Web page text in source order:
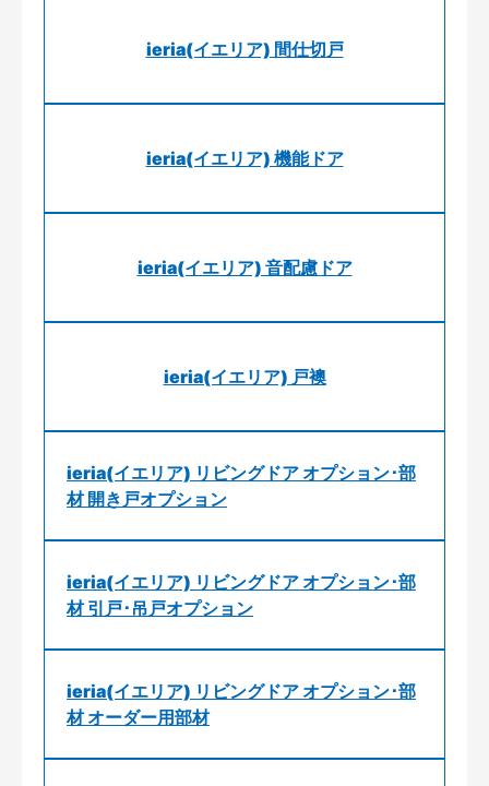
ieria(イエリア) 間仕切戸
ieria(イエリア) 機能ドア
ieria(イエリア) 音配慮ドア
ieria(イエリア) 戸襖
ieria(イエリア) リビングドア オプション･部
材 開き戸オプション
ieria(イエリア) リビングドア オプション･部
材 引戸･吊戸オプション
ieria(イエリア) リビングドア オプション･部
材 オーダー用部材